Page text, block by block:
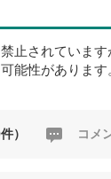
止されていま
能性がありま
） コメ